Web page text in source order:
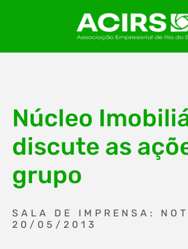
Núcleo
discute as
grupo
SALA DE IMPRENSA:
20/05/2013